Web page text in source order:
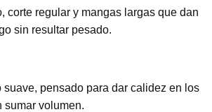
corte regular y mangas largas que dan
sin resultar pesado.
suave, pensado para dar calidez en los
sumar volumen.